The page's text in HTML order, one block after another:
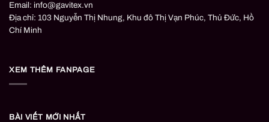
Email: info@gavitex.vn
Địa chỉ: 103 Nguyễn Thị Nhung, Khu đô Thị Vạn Phúc, Thủ Đức, Hồ
Chí Minh
XEM THÊM FANPAGE
BÀI VIẾT MỚI NHẤT